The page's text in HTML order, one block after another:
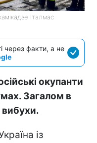
Італмас
через факти, а не
окупанти
Загалом в
вибухи.
із